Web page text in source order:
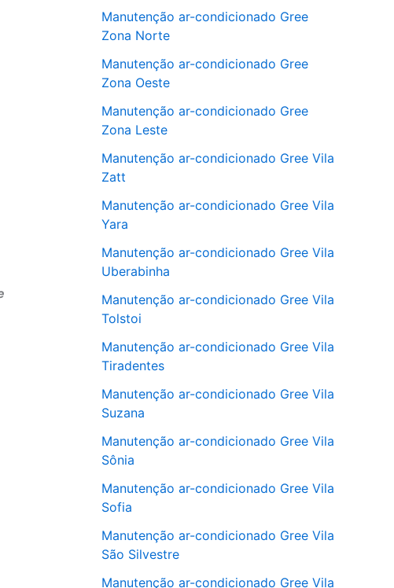
Manutenção ar-condicionado Gree
Zona Norte
Manutenção ar-condicionado Gree
Zona Oeste
Manutenção ar-condicionado Gree
Zona Leste
Manutenção ar-condicionado Gree Vila
Zatt
Manutenção ar-condicionado Gree Vila
Yara
Manutenção ar-condicionado Gree Vila
Uberabinha
Manutenção ar-condicionado Gree Vila
Tolstoi
Manutenção ar-condicionado Gree Vila
Tiradentes
Manutenção ar-condicionado Gree Vila
Suzana
Manutenção ar-condicionado Gree Vila
Sônia
Manutenção ar-condicionado Gree Vila
Sofia
Manutenção ar-condicionado Gree Vila
São Silvestre
Manutenção ar-condicionado Gree Vila